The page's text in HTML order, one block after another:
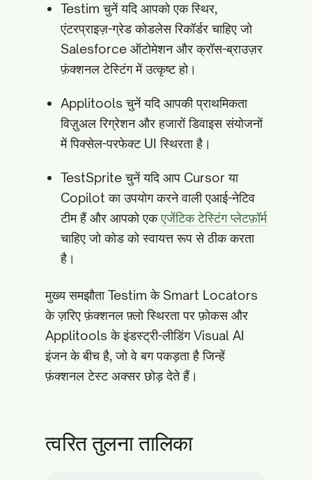
Testim चुनें यदि आपको एक स्थिर,
एंटरप्राइज़-ग्रेड कोडलेस रिकॉर्डर चाहिए जो
Salesforce ऑटोमेशन और क्रॉस-ब्राउज़र
फ़ंक्शनल टेस्टिंग में उत्कृष्ट हो।
Applitools चुनें यदि आपकी प्राथमिकता
विज़ुअल रिग्रेशन और हजारों डिवाइस संयोजनों
में पिक्सेल-परफेक्ट UI स्थिरता है।
TestSprite चुनें यदि आप Cursor या
Copilot का उपयोग करने वाली एआई-नेटिव
टीम हैं और आपको एकएजेंटिक टेस्टिंग प्लेटफ़ॉर्म
चाहिए जो कोड को स्वायत्त रूप से ठीक करता
है।
मुख्य समझौता Testim के Smart Locators
के ज़रिए फ़ंक्शनल फ़्लो स्थिरता पर फ़ोकस और
Applitools के इंडस्ट्री-लीडिंग Visual AI
इंजन के बीच है, जो वे बग पकड़ता है जिन्हें
फ़ंक्शनल टेस्ट अक्सर छोड़ देते हैं।
त्वरित तुलना तालिका